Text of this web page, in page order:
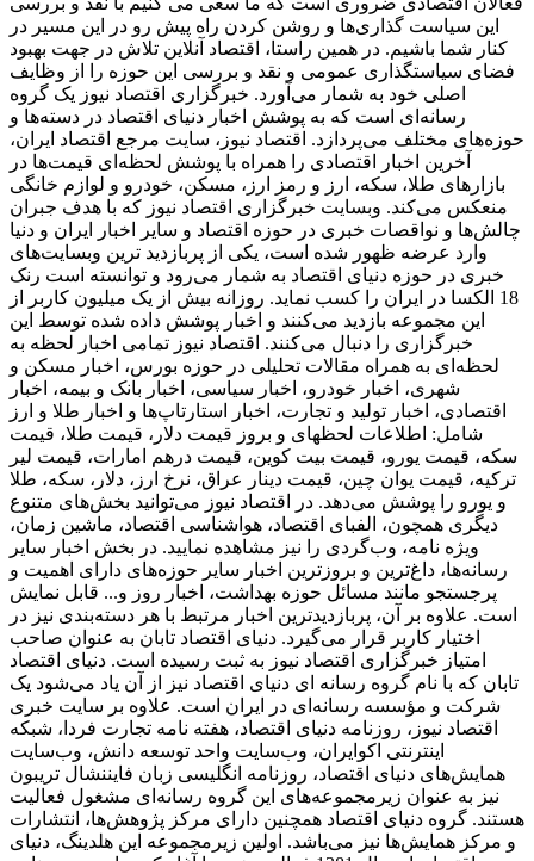
این سیاست گذاری‌ها و روشن کردن راه پیش رو در این مسیر در
کنار شما باشیم. در همین راستا، اقتصاد آنلاین تلاش در جهت بهبود
فضای سیاستگذاری عمومی و نقد و بررسی این حوزه را از وظایف
اصلی خود به شمار می‌آورد. خبرگزاری اقتصاد نیوز یک گروه
رسانه‌ای است که به پوشش اخبار دنیای اقتصاد در دسته‌ها و
حوزه‌های مختلف می‌پردازد. اقتصاد نیوز، سایت مرجع اقتصاد ایران،
آخرین اخبار اقتصادی را همراه با پوشش لحظه‌ای قیمت‌ها در
بازارهای طلا، سکه، ارز و رمز ارز، مسکن، خودرو و لوازم خانگی
منعکس می‌کند. وبسایت خبرگزاری اقتصاد نیوز که با هدف جبران
چالش‌ها و نواقصات خبری در حوزه اقتصاد و سایر اخبار ایران و دنیا
وارد عرضه ظهور شده است، یکی از پربازدید ترین وبسایت‌های
خبری در حوزه دنیای اقتصاد به شمار می‌رود و توانسته است رنک
18 الکسا در ایران را کسب نماید. روزانه بیش از یک میلیون کاربر از
این مجموعه بازدید می‌کنند و اخبار پوشش داده شده توسط این
خبرگزاری را دنبال می‌کنند. اقتصاد نیوز تمامی اخبار لحظه به
لحظه‌ای به همراه مقالات تحلیلی در حوزه بورس، اخبار مسکن و
شهری، اخبار خودرو، اخبار سیاسی، اخبار بانک و بیمه، اخبار
اقتصادی، اخبار تولید و تجارت، اخبار استارتاپ‌ها و اخبار طلا و ارز
شامل: اطلاعات لحظهای و بروز قیمت دلار، قیمت طلا، قیمت
سکه، قیمت یورو، قیمت بیت کوین، قیمت درهم امارات، قیمت لیر
ترکیه، قیمت یوان چین، قیمت دینار عراق، نرخ ارز، دلار، سکه، طلا
و یورو را پوشش می‌دهد. در اقتصاد نیوز می‌توانید بخش‌های متنوع
دیگری همچون، الفبای اقتصاد، هواشناسی اقتصاد، ماشین زمان،
ویژه نامه، وب‌گردی را نیز مشاهده نمایید. در بخش اخبار سایر
رسانه‌ها، داغ‌ترین و بروزترین اخبار سایر حوزه‌های دارای اهمیت و
پرجستجو مانند مسائل حوزه بهداشت، اخبار روز و... قابل نمایش
است. علاوه بر آن، پربازدیدترین اخبار مرتبط با هر دسته‌بندی نیز در
اختیار کاربر قرار می‌گیرد. دنیای اقتصاد تابان به عنوان صاحب
امتیاز خبرگزاری اقتصاد نیوز به ثبت رسیده است. دنیای اقتصاد
تابان که با نام گروه رسانه ای دنیای اقتصاد نیز از آن یاد می‌شود یک
شرکت و مؤسسه رسانه‌ای در ایران است. علاوه بر سایت خبری
اقتصاد نیوز، روزنامه دنیای اقتصاد، هفته ‌نامه تجارت فردا، شبکه
اینترنتی اکوایران، وب‌سایت واحد توسعه دانش، وب‌سایت
همایش‌های دنیای اقتصاد، روزنامه انگلیسی ‌زبان فایننشال تریبون
نیز به عنوان زیرمجموعه‌های این گروه رسانه‌ای مشغول فعالیت
هستند. گروه دنیای اقتصاد همچنین دارای مرکز پژوهش‌ها، انتشارات
و مرکز همایش‌ها نیز می‌باشد. اولین زیرمجموعه این هلدینگ، دنیای